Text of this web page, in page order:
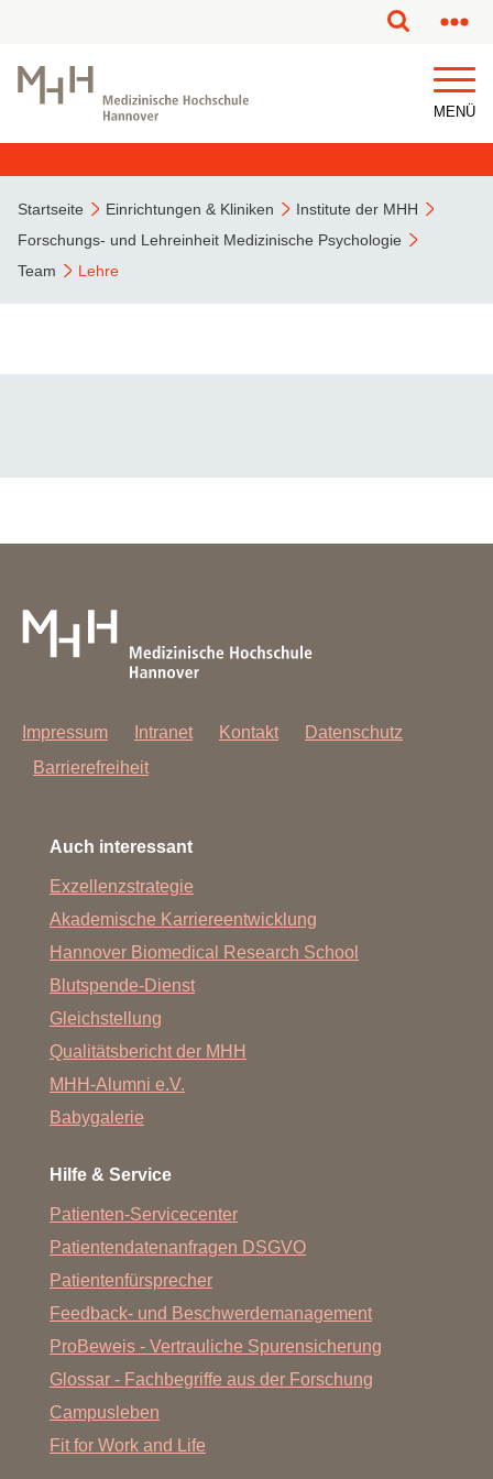
MENÜ
Startseite Einrichtungen & Kliniken
Institute der MHH
Forschungs- und Lehreinheit Medizinische Psychologie
Team
Lehre
Impressum Intranet Kontakt
Datenschutz
Barrierefreiheit
Auch interessant
Exzellenzstrategie
Akademische Karriereentwicklung
Hannover Biomedical Research School
Blutspende-Dienst
Gleichstellung
Qualitätsbericht der MHH
MHH-Alumni e.V.
Babygalerie
Hilfe & Service
Patienten-Servicecenter
Patientendatenanfragen DSGVO
Patientenfürsprecher
Feedback- und Beschwerdemanagement
ProBeweis - Vertrauliche Spurensicherung
Glossar - Fachbegriffe aus der Forschung
Campusleben
Fit for Work and Life